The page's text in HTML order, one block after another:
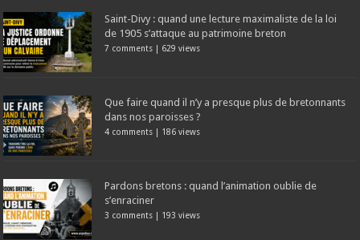
Saint-Divy : quand une lecture maximaliste de la loi
de 1905 s’attaque au patrimoine breton
7 comments | 629 views
Que faire quand il n’y a presque plus de bretonnants
dans nos paroisses ?
4 comments | 186 views
Pardons bretons : quand l’animation oublie de
s’enraciner
3 comments | 193 views